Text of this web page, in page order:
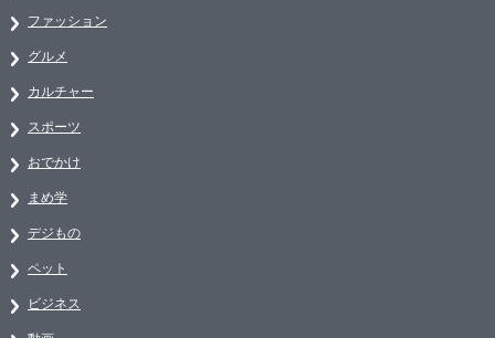
ファッション
グルメ
カルチャー
スポーツ
おでかけ
まめ学
デジもの
ペット
ビジネス